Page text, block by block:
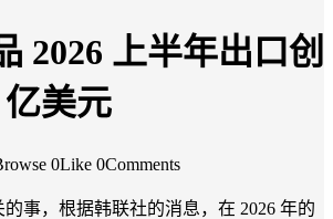
2026 上半年出口创
美元
0Like 0Comments
事，根据韩联社的消息，在 2026 年的